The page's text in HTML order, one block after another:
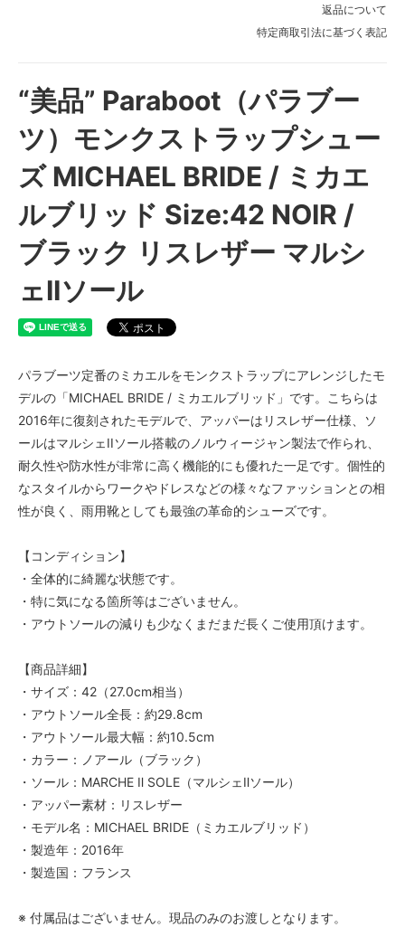
返品について
特定商取引法に基づく表記
“美品” Paraboot（パラブー
ツ）モンクストラップシュー
ズ MICHAEL BRIDE / ミカエ
ルブリッド Size:42 NOIR /
ブラック リスレザー マルシ
ェIIソール
パラブーツ定番のミカエルをモンクストラップにアレンジしたモ
デルの「MICHAEL BRIDE / ミカエルブリッド」です。こちらは
2016年に復刻されたモデルで、アッパーはリスレザー仕様、ソ
ールはマルシェIIソール搭載のノルウィージャン製法で作られ、
耐久性や防水性が非常に高く機能的にも優れた一足です。個性的
なスタイルからワークやドレスなどの様々なファッションとの相
性が良く、雨用靴としても最強の革命的シューズです。
【コンディション】
・全体的に綺麗な状態です。
・特に気になる箇所等はございません。
・アウトソールの減りも少なくまだまだ長くご使用頂けます。
【商品詳細】
・サイズ：42（27.0cm相当）
・アウトソール全長：約29.8cm
・アウトソール最大幅：約10.5cm
・カラー：ノアール（ブラック）
・ソール：MARCHE Ⅱ SOLE（マルシェⅡソール）
・アッパー素材：リスレザー
・モデル名：MICHAEL BRIDE（ミカエルブリッド）
・製造年：2016年
・製造国：フランス
※ 付属品はございません。現品のみのお渡しとなります。